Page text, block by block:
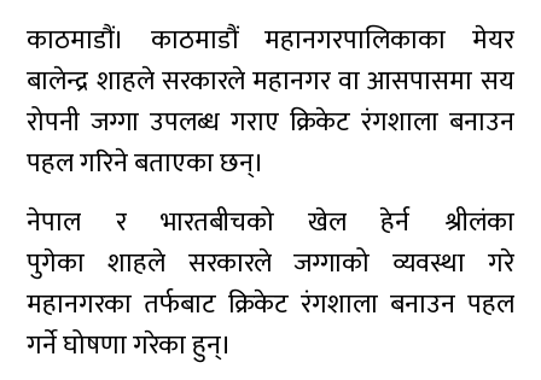
काठमाडौं। काठमाडौं महानगरपालिकाका मेयर
बालेन्द्र शाहले सरकारले महानगर वा आसपासमा सय
रोपनी जग्गा उपलब्ध गराए क्रिकेट रंगशाला बनाउन
पहल गरिने बताएका छन्।
नेपाल र भारतबीचको खेल हेर्न श्रीलंका
पुगेका शाहले सरकारले जग्गाको व्यवस्था गरे
महानगरका तर्फबाट क्रिकेट रंगशाला बनाउन पहल
गर्ने घोषणा गरेका हुन्।